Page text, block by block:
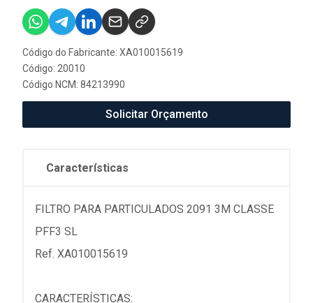
Código do Fabricante: XA010015619
Código: 20010
Código NCM: 84213990
Solicitar Orçamento
Características
FILTRO PARA PARTICULADOS 2091 3M CLASSE
PFF3 SL
Ref. XA010015619
CARACTERÍSTICAS: